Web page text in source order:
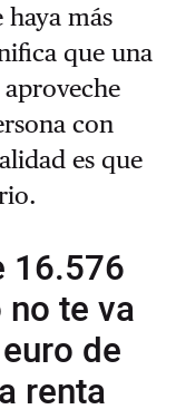
más
que una
con
es que
16.576
te va
de
renta